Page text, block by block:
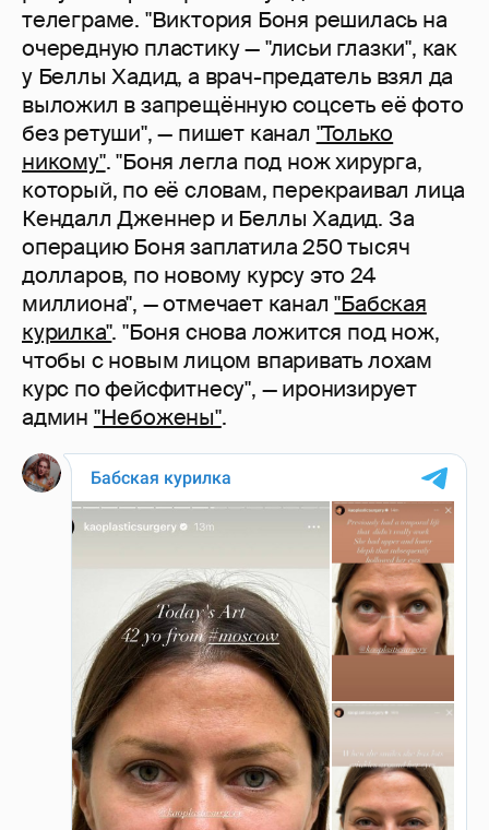
телеграме. "Виктория Боня решилась на
очередную пластику — "лисьи глазки", как
у Беллы Хадид, а врач-предатель взял да
выложил в запрещённую соцсеть её фото
без ретуши", — пишет канал "Только
никому". "Боня легла под нож хирурга,
который, по её словам, перекраивал лица
Кендалл Дженнер и Беллы Хадид. За
операцию Боня заплатила 250 тысяч
долларов, по новому курсу это 24
миллиона", — отмечает канал"Бабская
курилка". "Боня снова ложится под нож,
чтобы с новым лицом впаривать лохам
курс по фейсфитнесу", — иронизирует
админ "Небожены".